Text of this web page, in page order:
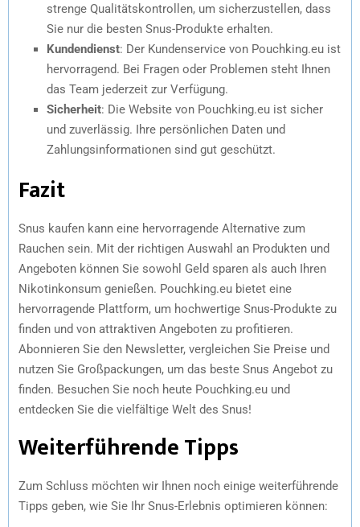
strenge Qualitätskontrollen, um sicherzustellen, dass
Sie nur die besten Snus-Produkte erhalten.
Kundendienst: Der Kundenservice von Pouchking.eu ist
hervorragend. Bei Fragen oder Problemen steht Ihnen
das Team jederzeit zur Verfügung.
Sicherheit: Die Website von Pouchking.eu ist sicher
und zuverlässig. Ihre persönlichen Daten und
Zahlungsinformationen sind gut geschützt.
Fazit
Snus kaufen kann eine hervorragende Alternative zum
Rauchen sein. Mit der richtigen Auswahl an Produkten und
Angeboten können Sie sowohl Geld sparen als auch Ihren
Nikotinkonsum genießen. Pouchking.eu bietet eine
hervorragende Plattform, um hochwertige Snus-Produkte zu
finden und von attraktiven Angeboten zu profitieren.
Abonnieren Sie den Newsletter, vergleichen Sie Preise und
nutzen Sie Großpackungen, um das beste Snus Angebot zu
finden. Besuchen Sie noch heute Pouchking.eu und
entdecken Sie die vielfältige Welt des Snus!
Weiterführende Tipps
Zum Schluss möchten wir Ihnen noch einige weiterführende
Tipps geben, wie Sie Ihr Snus-Erlebnis optimieren können: